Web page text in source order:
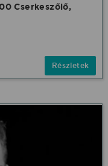
Cserkeszőlő,
Részletek